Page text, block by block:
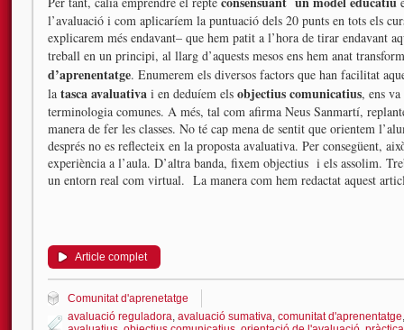
l’avaluació i com aplicaríem la puntuació dels 20 punts en tots els
explicarem més endavant– que hem patit a l’hora de tirar endavant
treball en un principi, al llarg d’aquests mesos ens hem anat
d’aprenentatge. Enumerem els diversos factors que han facilitat
la tasca avaluativa i en deduíem els objectius comunicatius, ens
terminologia comunes. A més, tal com afirma Neus Sanmartí,
manera de fer les classes. No té cap mena de sentit que orientem
després no es reflecteix en la proposta avaluativa. Per consegüent,
experiència a l’aula. D’altra banda, fixem objectius i els assolim.
un entorn real com virtual. La manera com hem redactat aquest
Article complet
Comunitat d'aprenetatge
avaluació reguladora, avaluació sumativa, comunitat d'aprenentatge